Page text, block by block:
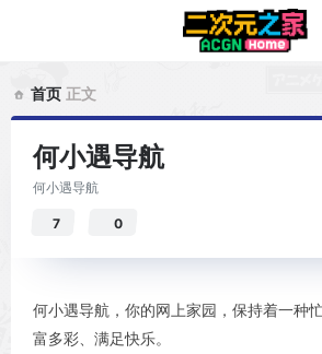
首页 正文
何小遇导航
何小遇导航
7 0
何小遇导航，你的网上家园，保持着一种
富多彩、满足快乐。